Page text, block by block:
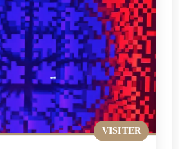
VISITER